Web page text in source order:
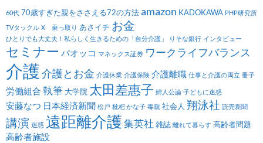
ョ
ン
60代 70歳すぎた親をささえる72の方法amazon KADOKAWA PHP研究所
TVタックル X 乗っ取り あさイチ お金
ひとりでも大丈夫！私らしく生きるための「自分介護」 りそな銀行 インタビュー
セミナー パオッコ マネックス証券 ワークライフバランス
介護介護とお金 介護休業 介護保険 介護離職 仕事と介護の両立 冊子
労働組合 執筆 大学院 太田差惠子 婦人公論 子どもに迷惑
安藤なつ 日本経済新聞 松戸 枇杷 かな子 毒親 社会人 翔泳社 読売新聞
講演 迷惑 遠距離介護 集英社 雑誌 離れて暮らす 高齢者問題
高齢者施設